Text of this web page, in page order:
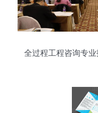
全过程工程咨询专